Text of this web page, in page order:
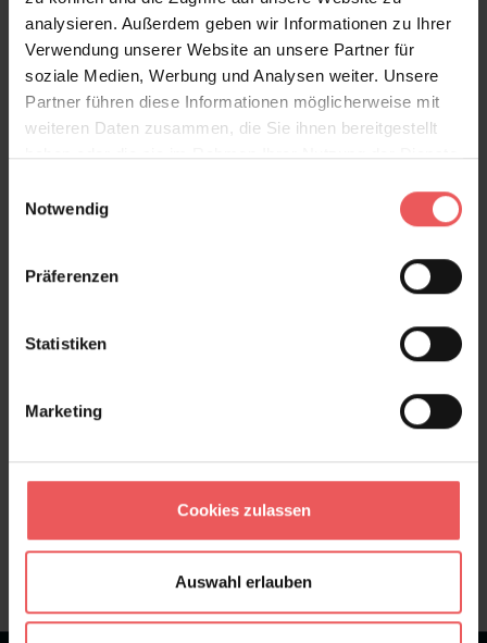
analysieren. Außerdem geben wir Informationen zu Ihrer
Verwendung unserer Website an unsere Partner für
soziale Medien, Werbung und Analysen weiter. Unsere
Partner führen diese Informationen möglicherweise mit
weiteren Daten zusammen, die Sie ihnen bereitgestellt
haben oder die sie im Rahmen Ihrer Nutzung der Dienste
Notwendig
Präferenzen
Statistiken
Marketing
Cookies zulassen
Auswahl erlauben
Ökologisches Hochleistungsvlies:
Bei Bedarf kann diese Tapete auch auf einem
besonders widerstandsfähigem Tapetenvlies
angefertigt werden. Dies ist besonders für
Objekteinrichtungen geeignet.